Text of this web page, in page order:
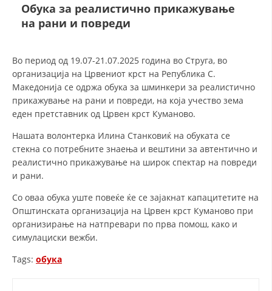
СТРУКТУРА И ОРГАНИЗАЦИОНА ПОСТАВЕНОСТ – ОПШТИНСКА
ОРГАНИЗАЦИЈА КУМАНОВО
ЗАКОН ЗА ЦКРМ
ОРГАНИЗАЦИЈА И РАЗВОЈ
РАКОВОДЕН ОДБОР
Обука за реалистично прикажување
на рани и повреди
Во период од 19.07-21.07.2025 година во Струга, во
организација на Црвениот крст на Република С.
Македонија се одржа обука за шминкери за реалистично
прикажување на рани и повреди, на која учество зема
еден претставник од Црвен крст Куманово.
Нашата волонтерка Илина Станковиќ на обуката се
стекна со потребните знаења и вештини за автентично и
реалистично прикажување на широк спектар на повреди
и рани.
Со оваа обука уште повеќе ќе се зајакнат капацитетите на
Општинската организација на Црвен крст Куманово при
организирање на натпревари по прва помош, како и
симулациски вежби.
Tags: обука